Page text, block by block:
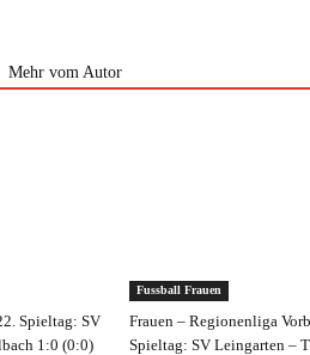
Mehr vom Autor
Spieltag: SV
1:0 (0:0)
Fussball Frauen
Frauen – Regionenliga
Spieltag: SV Leingarten –